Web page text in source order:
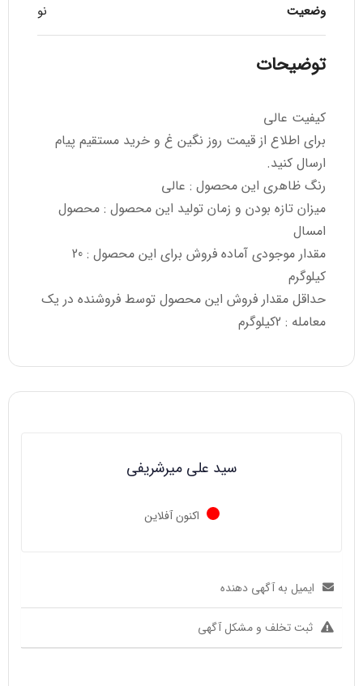
وضعیت نو
توضیحات
کیفیت عالی
برای اطلاع از قیمت روز نگین غ و خرید مستقیم پیام
ارسال کنید.
رنگ ظاهری این محصول : عالی
میزان تازه بودن و زمان تولید این محصول : محصول
امسال
مقدار موجودی آماده فروش برای این محصول : 20
کیلوگرم
حداقل مقدار فروش این محصول توسط فروشنده در یک
معامله : 2کیلوگرم
سید علی میرشریفی
اکنون آفلاین
ایمیل به آگهی دهنده
ثبت تخلف و مشکل آگهی